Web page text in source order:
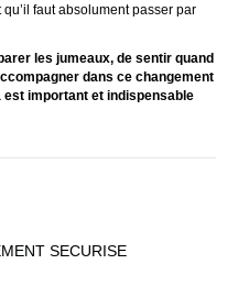
faut absolument passer par
les jumeaux, de sentir quand
dans ce changement
important et indispensable
SECURISE